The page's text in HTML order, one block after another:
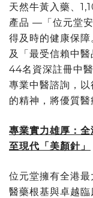
天然牛黃入藥、
產品 —「位元堂
得及時的健康保障
及「最受信賴中醫
44名資深註冊中
專業中醫諮詢，
的精神，將優質醫
專業實力雄厚：
至現代「美顏針」
位元堂擁有全港
醫藥根基與卓越